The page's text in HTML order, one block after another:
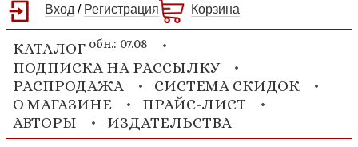
Вход / Регистрация Корзина
КАТАЛОГ обн.: 07.08
ПОДПИСКА НА РАССЫЛКУ
РАСПРОДАЖА
СИСТЕМА СКИДОК
О МАГАЗИНЕ
ПРАЙС-ЛИСТ
АВТОРЫ
ИЗДАТЕЛЬСТВА